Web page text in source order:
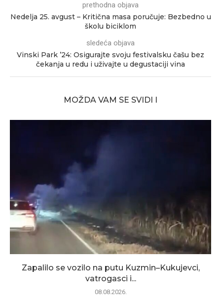
prethodna objava
Nedelja 25. avgust – Kritična masa poručuje: Bezbedno u
školu biciklom
sledeća objava
Vinski Park ’24: Osigurajte svoju festivalsku čašu bez
čekanja u redu i uživajte u degustaciji vina
MOŽDA VAM SE SVIDI I
Zapalilo se vozilo na putu Kuzmin–Kukujevci,
vatrogasci i...
08.08.2026.